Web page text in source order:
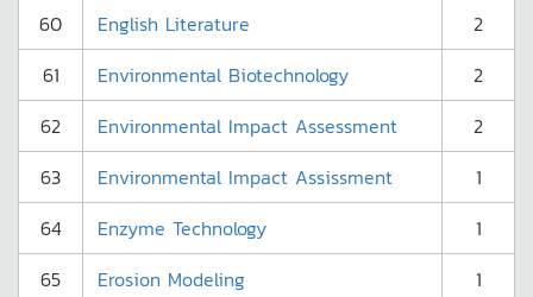
60
English Literature
2
61
Environmental Biotechnology
2
62
Environmental Impact Assessment
2
63
Environmental Impact Assissment
1
64
Enzyme Technology
1
65
Erosion Modeling
1